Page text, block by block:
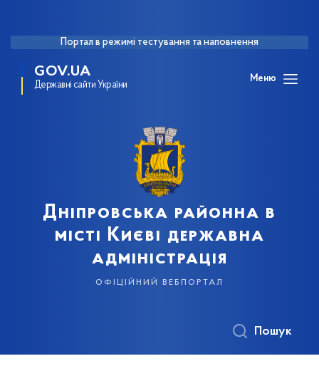
Портал в режимі тестування та наповнення
GOV.UA
Державні сайти України
Меню
Дніпровська районна в
місті Києві державна
адміністрація
офіційний вебпортал
Пошук